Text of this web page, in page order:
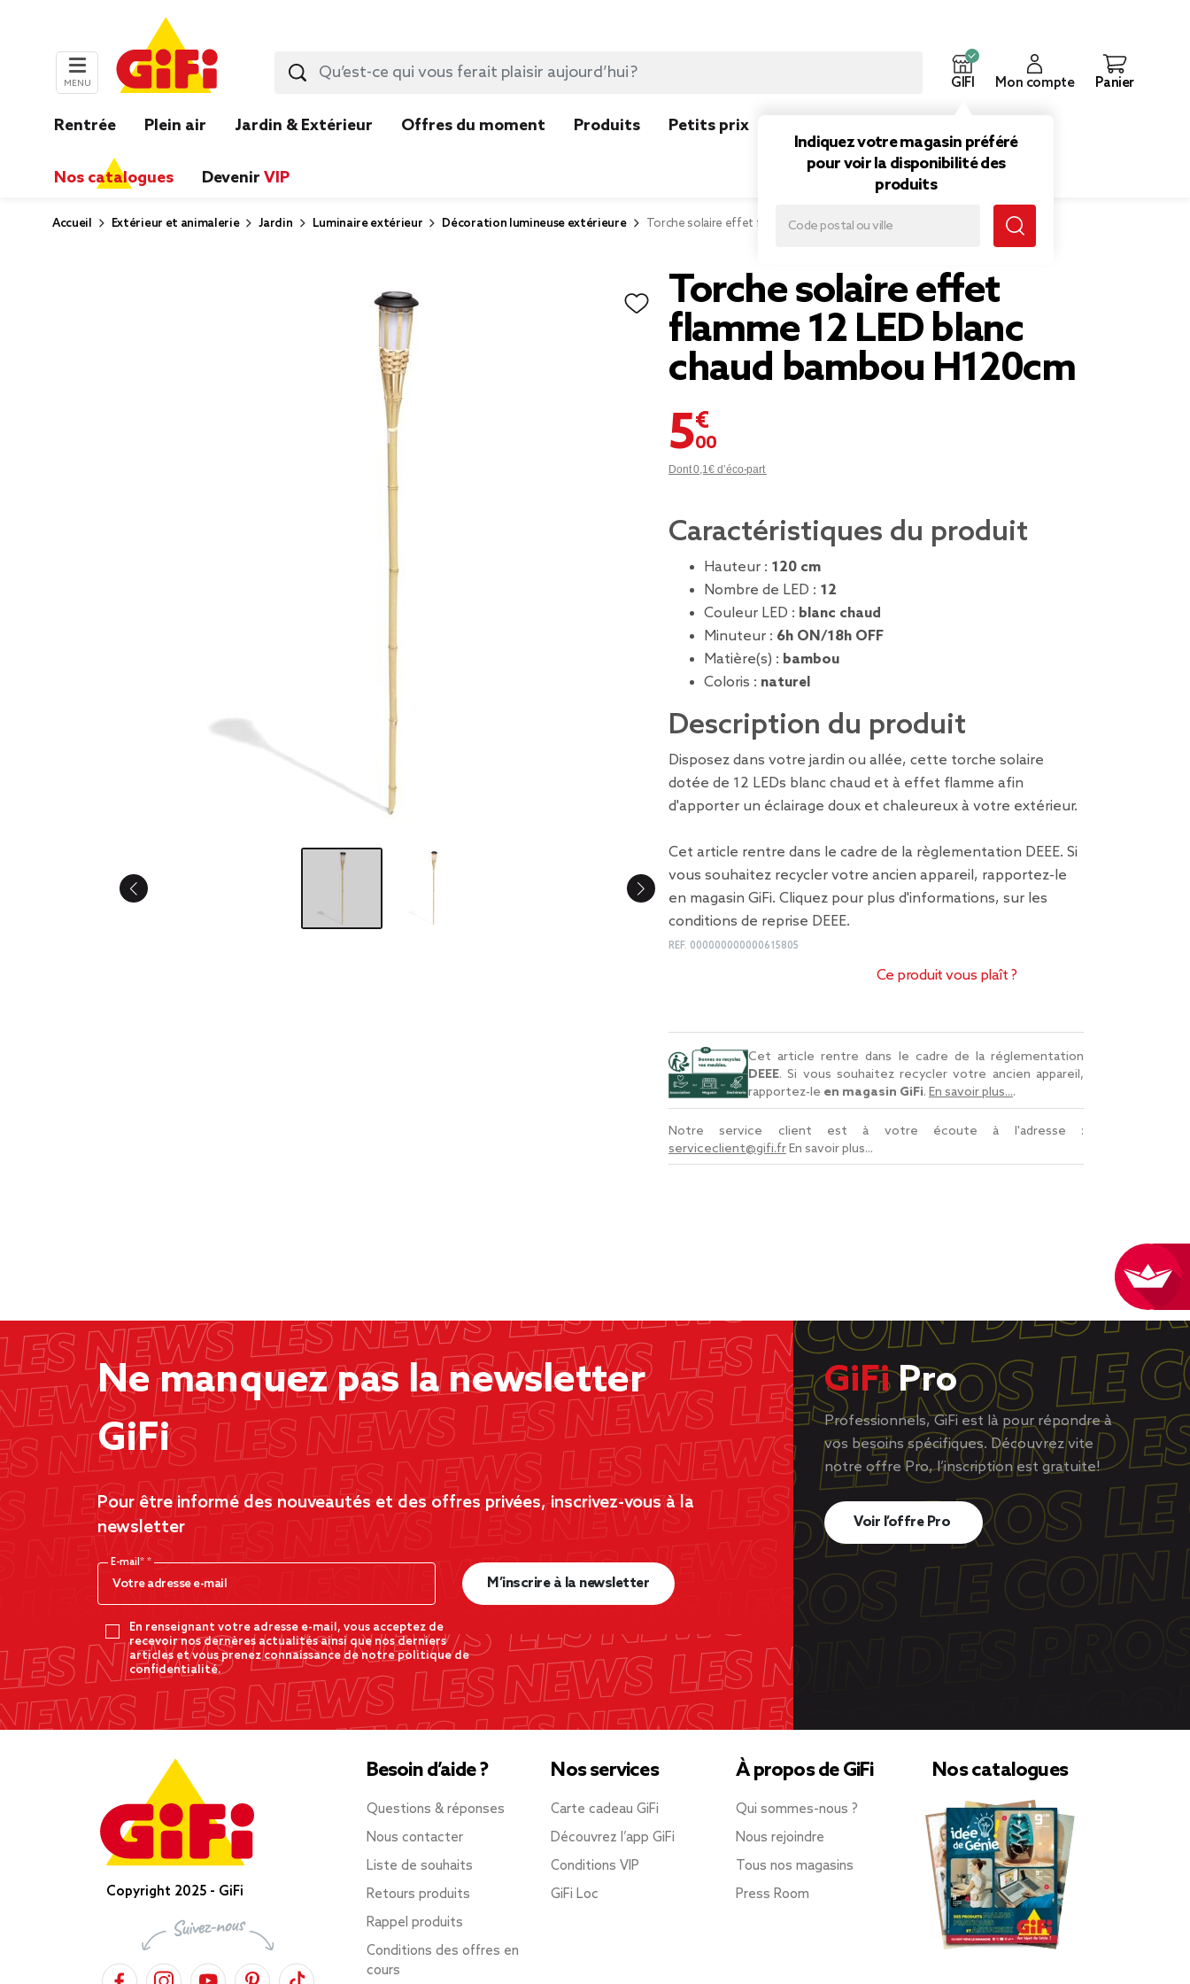
MENU GIFI
Indiquez votre magasin préféré
pour voir la disponibilité des
produits
Mon compte Panier
Rentrée Plein air Jardin & Extérieur Offres du moment Produits Petits prix
Nos catalogues Devenir VIP
Accueil Extérieur et animalerie Jardin Luminaire extérieur Décoration lumineuse extérieure Torche solaire effet flamme 12 LED blanc chaud bambou H120cm
Torche solaire effet
flamme 12 LED blanc
chaud bambou H120cm
5,00 €
Dont 0,1€ d’éco-part
Caractéristiques du produit
Hauteur : 120 cm
Nombre de LED : 12
Couleur LED : blanc chaud
Minuteur : 6h ON/18h OFF
Matière(s) : bambou
Coloris : naturel
Description du produit
Disposez dans votre jardin ou allée, cette torche solaire
dotée de 12 LEDs blanc chaud et à effet flamme afin
d'apporter un éclairage doux et chaleureux à votre extérieur.
Cet article rentre dans le cadre de la règlementation DEEE. Si
vous souhaitez recycler votre ancien appareil, rapportez-le
en magasin GiFi. Cliquez pour plus d'informations, sur les
conditions de reprise DEEE.
REF. 000000000000615805
Ce produit vous plaît ?
Cet article rentre dans le cadre de la réglementation
DEEE. Si vous souhaitez recycler votre ancien appareil,
rapportez-le en magasin GiFi. En savoir plus....
Notre service client est à votre écoute à l'adresse :
serviceclient@gifi.frEn savoir plus...
Ne manquez pas la newsletter
GiFi
Pour être informé des nouveautés et des offres privées, inscrivez-vous à la
newsletter
E-mail*
En renseignant votre adresse e-mail, vous acceptez de
recevoir nos dernères actualités ainsi que nos derniers
articles et vous prenez connaissance de notre politique de
confidentialité.
M’inscrire à la newsletter
GiFiPro
Professionnels, GiFi est là pour répondre à
vos besoins spécifiques. Découvrez vite
notre offre Pro, l’inscription est gratuite!
Voir l’offre Pro
Copyright 2025 - GiFi
Besoin d’aide ?
Questions & réponses
Nous contacter
Liste de souhaits
Retours produits
Rappel produits
Conditions des offres en
cours
Nos services
Carte cadeau GiFi
Découvrez l’app GiFi
Conditions VIP
GiFi Loc
À propos de GiFi
Qui sommes-nous ?
Nous rejoindre
Tous nos magasins
Press Room
Nos catalogues